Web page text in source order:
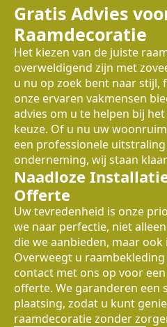
Gratis Advies
Raamdecoratie
Het kiezen van de juiste
overweldigend zijn met
u nu op zoek bent naar
onze ervaren vakmensen
advies om u te helpen bij
keuze. Of u nu uw
een professionele
onderneming, wij staan
Naadloze
Offerte
Uw tevredenheid is onze
we naar perfectie, niet
die we aanbieden, maar
Overweegt u
contact met ons op voor
offerte. We garanderen een
plaatsing, zodat u kunt
raamdecoratie zonder